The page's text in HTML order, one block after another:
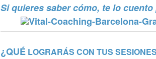
Si quieres saber cómo, te lo
¿QUÉ LOGRARÁS CON TUS